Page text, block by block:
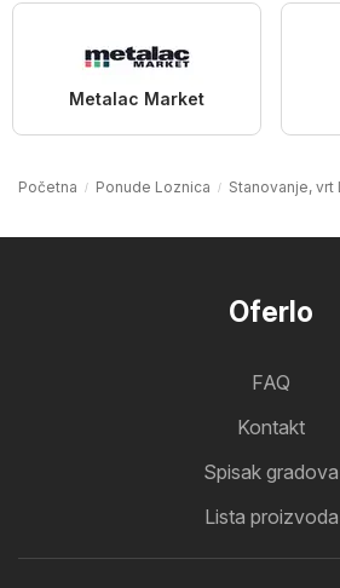
Metalac Market
Početna Ponude Loznica Stanovanje, vrt
Oferlo
FAQ
Kontakt
Spisak gradova
Lista proizvoda